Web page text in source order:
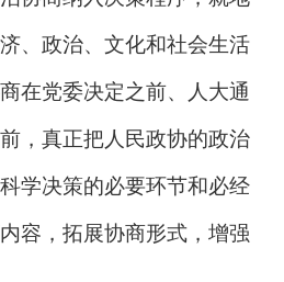
、政治、文化和社会生活
在党委决定之前、人大通
，真正把人民政协的政治
学决策的必要环节和必经
容，拓展协商形式，增强